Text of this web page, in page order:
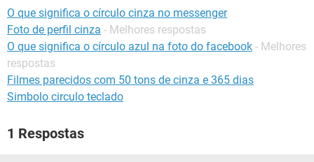
O que significa o círculo cinza no messenger
Foto de perfil cinza - Melhores respostas
O que significa o círculo azul na foto do facebook - Melhores
respostas
Filmes parecidos com 50 tons de cinza e 365 dias
Simbolo circulo teclado
1 Respostas